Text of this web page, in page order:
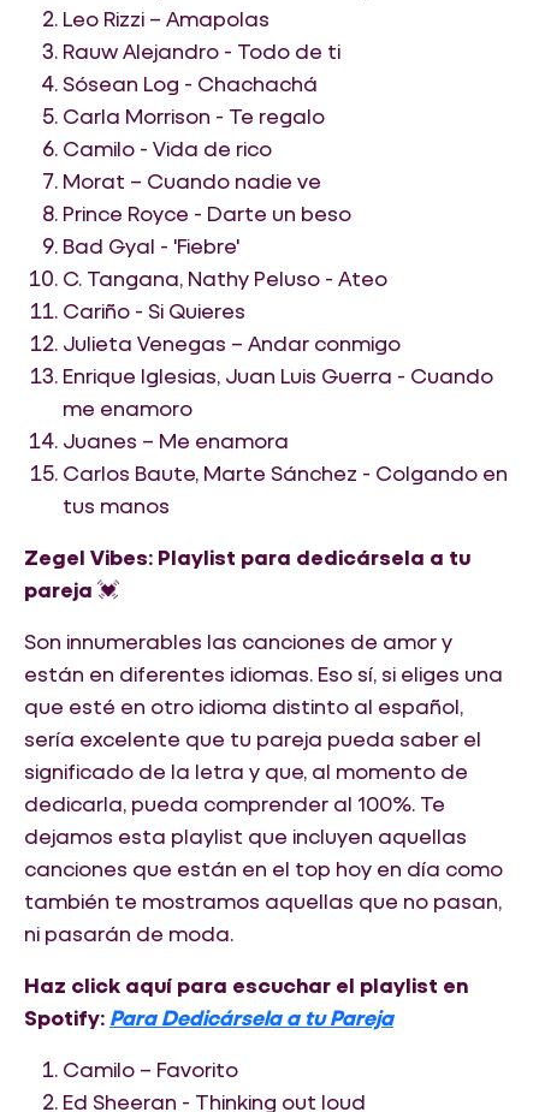
Leo Rizzi – Amapolas
Rauw Alejandro - Todo de ti
Sósean Log - Chachachá
Carla Morrison - Te regalo
Camilo - Vida de rico
Morat – Cuando nadie ve
Prince Royce - Darte un beso
Bad Gyal - 'Fiebre'
C. Tangana, Nathy Peluso - Ateo
Cariño - Si Quieres
Julieta Venegas – Andar conmigo
Enrique Iglesias, Juan Luis Guerra - Cuando
me enamoro
Juanes – Me enamora
Carlos Baute, Marte Sánchez - Colgando en
tus manos
Zegel Vibes: Playlist para dedicársela a tu
pareja 💓
Son innumerables las canciones de amor y
están en diferentes idiomas. Eso sí, si eliges una
que esté en otro idioma distinto al español,
sería excelente que tu pareja pueda saber el
significado de la letra y que, al momento de
dedicarla, pueda comprender al 100%. Te
dejamos esta playlist que incluyen aquellas
canciones que están en el top hoy en día como
también te mostramos aquellas que no pasan,
ni pasarán de moda.
Haz click aquí para escuchar el playlist en
Spotify: Para Dedicársela a tu Pareja
Camilo – Favorito
Ed Sheeran - Thinking out loud